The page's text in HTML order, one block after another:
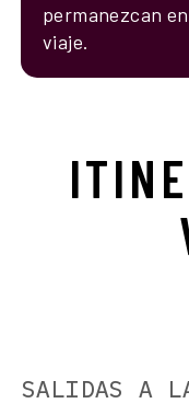
permanezcan
viaje.
SALIDAS A